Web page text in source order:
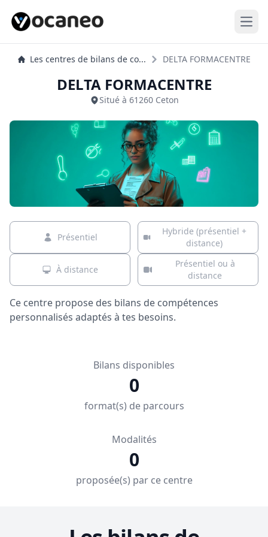
Les centres de bilans de co... DELTA FORMACENTRE
DELTA FORMACENTRE
Situé à 61260 Ceton
Présentiel
Hybride (présentiel +
distance)
À distance
Présentiel ou à
distance
Ce centre propose des bilans de compétences
personnalisés adaptés à tes besoins.
Bilans disponibles
0
format(s) de parcours
Modalités
0
proposée(s) par ce centre